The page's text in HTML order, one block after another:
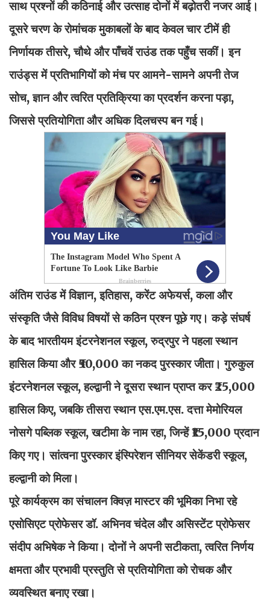
साथ प्रश्नों की कठिनाई और उत्साह दोनों में बढ़ोतरी नजर आई।
दूसरे चरण के रोमांचक मुकाबलों के बाद केवल चार टीमें ही
निर्णायक तीसरे, चौथे और पाँचवें राउंड तक पहुँच सकीं। इन
राउंड्स में प्रतिभागियों को मंच पर आमने-सामने अपनी तेज
सोच, ज्ञान और त्वरित प्रतिक्रिया का प्रदर्शन करना पड़ा,
जिससे प्रतियोगिता और अधिक दिलचस्प बन गई।
अंतिम राउंड में विज्ञान, इतिहास, करेंट अफेयर्स, कला और
संस्कृति जैसे विविध विषयों से कठिन प्रश्न पूछे गए। कड़े संघर्ष
के बाद भारतीयम इंटरनेशनल स्कूल, रुद्रपुर ने पहला स्थान
हासिल किया और ₹50,000 का नकद पुरस्कार जीता। गुरुकुल
इंटरनेशनल स्कूल, हल्द्वानी ने दूसरा स्थान प्राप्त कर ₹25,000
हासिल किए, जबकि तीसरा स्थान एस.एम.एस. दत्ता मेमोरियल
नोसगे पब्लिक स्कूल, खटीमा के नाम रहा, जिन्हें ₹15,000 प्रदान
किए गए। सांत्वना पुरस्कार इंस्पिरेशन सीनियर सेकेंडरी स्कूल,
हल्द्वानी को मिला।
पूरे कार्यक्रम का संचालन क्विज़ मास्टर की भूमिका निभा रहे
एसोसिएट प्रोफेसर डॉ. अभिनव चंदेल और असिस्टेंट प्रोफेसर
संदीप अभिषेक ने किया। दोनों ने अपनी सटीकता, त्वरित निर्णय
क्षमता और प्रभावी प्रस्तुति से प्रतियोगिता को रोचक और
व्यवस्थित बनाए रखा।